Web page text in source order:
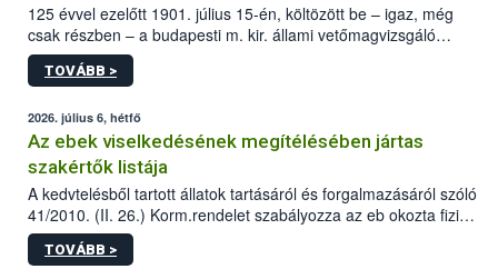
125 évvel ezelőtt 1901. július 15-én, költözött be – igaz, még
csak részben – a budapesti m. kir. állami vetőmagvizsgáló
állomás a Kis Rókus utca 15. szám alatti, Czigler Győző által
tervezett új épületébe.
TOVÁBB >
2026. július 6, hétfő
Az ebek viselkedésének megítélésében jártas
szakértők listája
A kedvtelésből tartott állatok tartásáról és forgalmazásáról szóló
41/2010. (II. 26.) Korm.rendelet szabályozza az eb okozta fizikai
sérülés, illetve ennek veszélye keletkezésekor felmerülő
hatósági feladatokat, valamint a veszélyes eb tartását és annak
TOVÁBB >